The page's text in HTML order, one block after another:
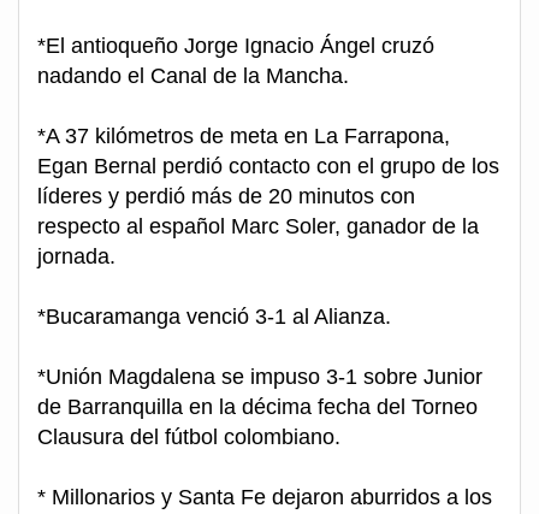
*El antioqueño Jorge Ignacio Ángel cruzó
nadando el Canal de la Mancha.
*A 37 kilómetros de meta en La Farrapona,
Egan Bernal perdió contacto con el grupo de los
líderes y perdió más de 20 minutos con
respecto al español Marc Soler, ganador de la
jornada.
*Bucaramanga venció 3-1 al Alianza.
*Unión Magdalena se impuso 3-1 sobre Junior
de Barranquilla en la décima fecha del Torneo
Clausura del fútbol colombiano.
* Millonarios y Santa Fe dejaron aburridos a los